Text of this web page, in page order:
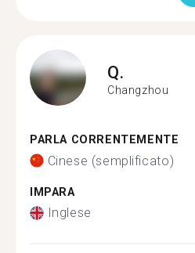
Q.
Changzhou
PARLA CORRENTEMENTE
Cinese (semplificato)
IMPARA
Inglese